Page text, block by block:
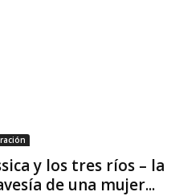
y los tres ríos – la
de una mujer...